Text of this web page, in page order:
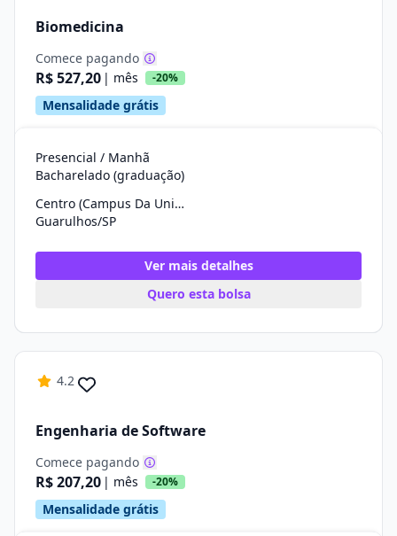
Biomedicina
Comece pagando
R$ 527,20 | mês -20%
Mensalidade grátis
Presencial / Manhã
Bacharelado (graduação)
Centro (Campus Da Univ. Cruzeiro Do Sul)
Guarulhos/SP
Ver mais detalhes
Quero esta bolsa
4.2
Engenharia de Software
Comece pagando
R$ 207,20 | mês -20%
Mensalidade grátis